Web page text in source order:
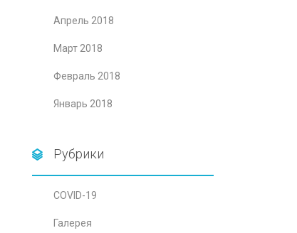
Апрель 2018
Март 2018
Февраль 2018
Январь 2018
Рубрики
COVID-19
Галерея